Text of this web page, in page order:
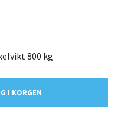
800 kg
I KORGEN